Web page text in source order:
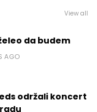
View all
da budem
AGO
održali koncert